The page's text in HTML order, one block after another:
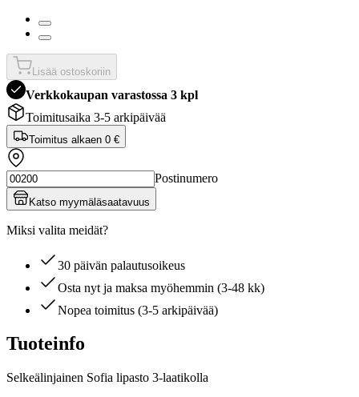
Lisää ostoskoriin
Verkkokaupan varastossa 3 kpl
Toimitusaika 3-5 arkipäivää
Toimitus alkaen 0 €
Postinumero
Katso myymäläsaatavuus
Miksi valita meidät?
30 päivän palautusoikeus
Osta nyt ja maksa myöhemmin (3-48 kk)
Nopea toimitus (3-5 arkipäivää)
Tuoteinfo
Selkeälinjainen Sofia lipasto 3-laatikolla